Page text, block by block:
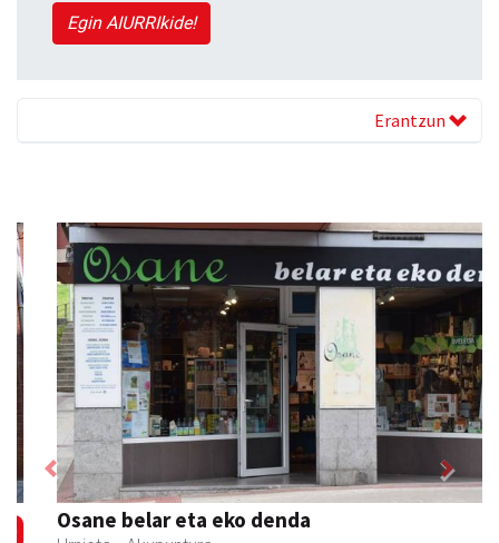
Egin AIURRIkide!
Erantzun
Osane belar eta eko denda
Previous Next